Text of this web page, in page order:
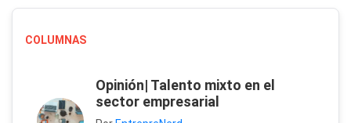
COLUMNAS
Opinión| Talento mixto en el
sector empresarial